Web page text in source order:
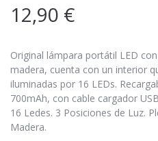
12,90 €
Original lámpara portátil LED
madera, cuenta con un interior
iluminadas por 16 LEDs.
700mAh, con cable cargador
16 Ledes. 3 Posiciones de Luz.
Madera.